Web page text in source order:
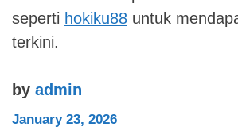
seperti hokiku88 untuk
terkini.
by admin
January 23, 2026